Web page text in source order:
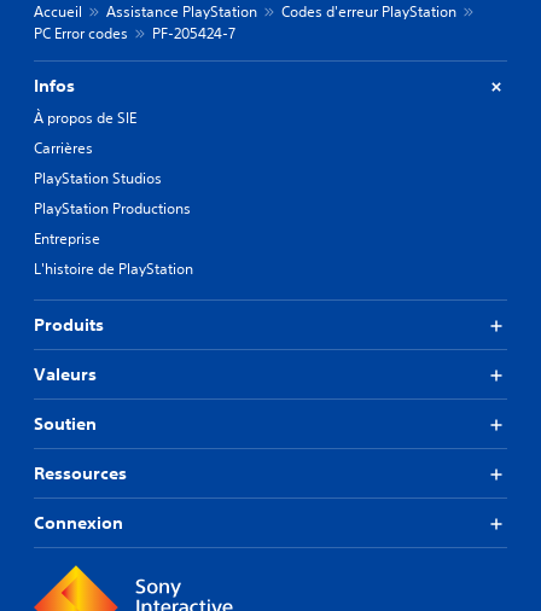
Accueil Assistance PlayStation
Codes d'erreur PlayStation
PC Error codes
PF-205424-7
Infos
À propos de SIE
Carrières
PlayStation Studios
PlayStation Productions
Entreprise
L'histoire de PlayStation
Produits
Valeurs
Soutien
Ressources
Connexion